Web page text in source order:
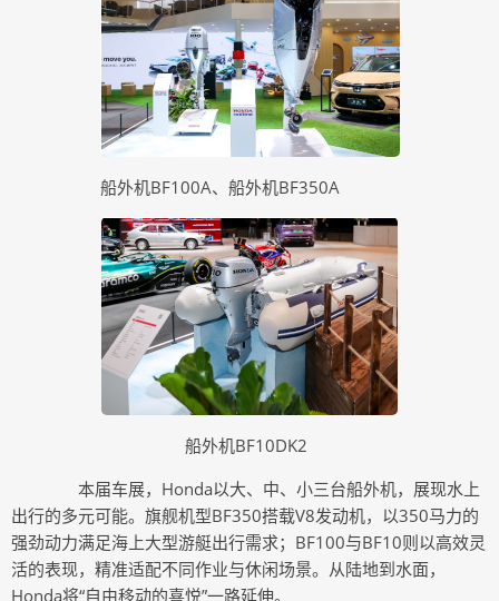
船外机BF100A、船外机BF350A
船外机BF10DK2
本届车展，Honda以大、中、小三台船外机，展现水上
出行的多元可能。旗舰机型BF350搭载V8发动机，以350马力的
强劲动力满足海上大型游艇出行需求； BF100与BF10则以高效灵
活的表现，精准适配不同作业与休闲场景。从陆地到水面，
Honda将“自由移动的喜悦”一路延伸。